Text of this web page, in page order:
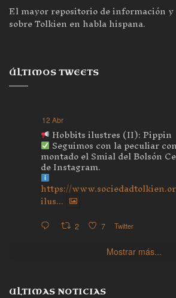
El mayor repositorio de información
sobre Tolkien en habla hispana.
ÚLTIMOS TWEETS
12 Abr
Hobbits ilustres (II): Pippin
Seguimos con la peculiar
montado el Smial del Bolsón
de Instagram.
https://
ilus...
2 7 Twitter
Mostrar más...
ULTIMAS NOTICIAS